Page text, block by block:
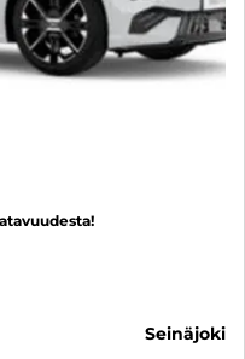
seinäjoki